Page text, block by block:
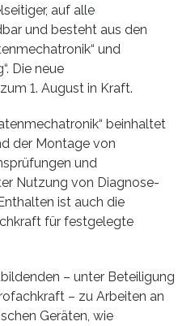
auf alle
und besteht aus den
und
Die neue
1. August in Kraft.
beinhaltet
der Montage von
und
Nutzung von Diagnose-
ist auch die
für festgelegte
– unter Beteiligung
– zu Arbeiten an
Geräten, wie